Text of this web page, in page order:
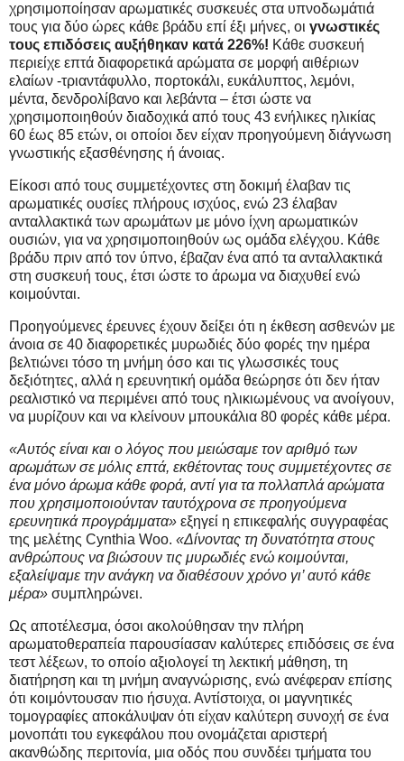
χρησιμοποίησαν αρωματικές συσκευές στα υπνοδωμάτιά
τους για δύο ώρες κάθε βράδυ επί έξι μήνες, οι γνωστικές
τους επιδόσεις αυξήθηκαν κατά 226%! Κάθε συσκευή
περιείχε επτά διαφορετικά αρώματα σε μορφή αιθέριων
ελαίων -τριαντάφυλλο, πορτοκάλι, ευκάλυπτος, λεμόνι,
μέντα, δενδρολίβανο και λεβάντα – έτσι ώστε να
χρησιμοποιηθούν διαδοχικά από τους 43 ενήλικες ηλικίας
60 έως 85 ετών, οι οποίοι δεν είχαν προηγούμενη διάγνωση
γνωστικής εξασθένησης ή άνοιας.
Είκοσι από τους συμμετέχοντες στη δοκιμή έλαβαν τις
αρωματικές ουσίες πλήρους ισχύος, ενώ 23 έλαβαν
ανταλλακτικά των αρωμάτων με μόνο ίχνη αρωματικών
ουσιών, για να χρησιμοποιηθούν ως ομάδα ελέγχου. Κάθε
βράδυ πριν από τον ύπνο, έβαζαν ένα από τα ανταλλακτικά
στη συσκευή τους, έτσι ώστε το άρωμα να διαχυθεί ενώ
κοιμούνται.
Προηγούμενες έρευνες έχουν δείξει ότι η έκθεση ασθενών με
άνοια σε 40 διαφορετικές μυρωδιές δύο φορές την ημέρα
βελτιώνει τόσο τη μνήμη όσο και τις γλωσσικές τους
δεξιότητες, αλλά η ερευνητική ομάδα θεώρησε ότι δεν ήταν
ρεαλιστικό να περιμένει από τους ηλικιωμένους να ανοίγουν,
να μυρίζουν και να κλείνουν μπουκάλια 80 φορές κάθε μέρα.
«Αυτός είναι και ο λόγος που μειώσαμε τον αριθμό των
αρωμάτων σε μόλις επτά, εκθέτοντας τους συμμετέχοντες σε
ένα μόνο άρωμα κάθε φορά, αντί για τα πολλαπλά αρώματα
που χρησιμοποιούνταν ταυτόχρονα σε προηγούμενα
ερευνητικά προγράμματα» εξηγεί η επικεφαλής συγγραφέας
της μελέτης Cynthia Woo. «Δίνοντας τη δυνατότητα στους
ανθρώπους να βιώσουν τις μυρωδιές ενώ κοιμούνται,
εξαλείψαμε την ανάγκη να διαθέσουν χρόνο γι’ αυτό κάθε
μέρα» συμπληρώνει.
Ως αποτέλεσμα, όσοι ακολούθησαν την πλήρη
αρωματοθεραπεία παρουσίασαν καλύτερες επιδόσεις σε ένα
τεστ λέξεων, το οποίο αξιολογεί τη λεκτική μάθηση, τη
διατήρηση και τη μνήμη αναγνώρισης, ενώ ανέφεραν επίσης
ότι κοιμόντουσαν πιο ήσυχα. Αντίστοιχα, οι μαγνητικές
τομογραφίες αποκάλυψαν ότι είχαν καλύτερη συνοχή σε ένα
μονοπάτι του εγκεφάλου που ονομάζεται αριστερή
ακανθώδης περιτονία, μια οδός που συνδέει τμήματα του